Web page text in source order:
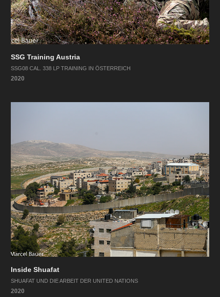
SSG Training Austria
SSG08 CAL. 338 LP TRAINING IN ÖSTERREICH
2020
Inside Shuafat
SHUAFAT UND DIE ARBEIT DER UNITED NATIONS
2020